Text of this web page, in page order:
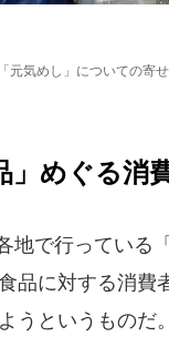
元気めし」についての寄
」めぐる消
で行っている
品に対する消費
うというものだ。